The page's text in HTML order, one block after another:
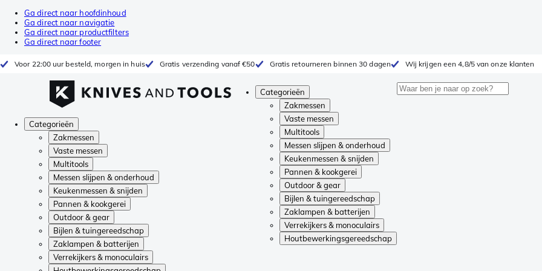
Ga direct naar hoofdinhoud
Ga direct naar navigatie
Ga direct naar productfilters
Ga direct naar footer
Voor 22:00 uur besteld, morgen in huis Gratis verzending vanaf €50 Gratis retourneren binnen 30 dagen Wij krijgen een 4,8/5 van onze klanten
Categorieën
Zakmessen
Vaste messen
Multitools
Messen slijpen & onderhoud
Keukenmessen & snijden
Pannen & kookgerei
Outdoor & gear
Bijlen & tuingereedschap
Zaklampen & batterijen
Verrekijkers & monoculairs
Houtbewerkingsgereedschap
Categorieën
Zakmessen
Vaste messen
Multitools
Messen slijpen & onderhoud
Keukenmessen & snijden
Pannen & kookgerei
Outdoor & gear
Bijlen & tuingereedschap
Zaklampen & batterijen
Verrekijkers & monoculairs